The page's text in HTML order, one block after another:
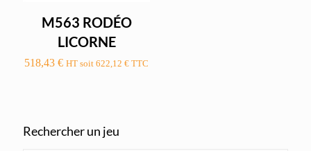
M563 RODÉO
LICORNE
518,43€ HT soit622,12€ TTC
Rechercher un jeu